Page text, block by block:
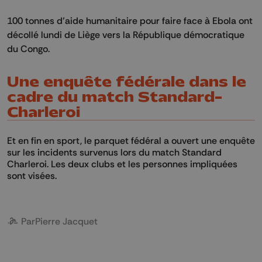
100 tonnes d’aide humanitaire pour faire face à Ebola ont
décollé lundi de Liège vers la République démocratique
du Congo.
Une enquête fédérale dans le
cadre du match Standard-
Charleroi
Et en fin en sport, le parquet fédéral a ouvert une enquête
sur les incidents survenus lors du match Standard
Charleroi. Les deux clubs et les personnes impliquées
sont visées.
ParPierre Jacquet